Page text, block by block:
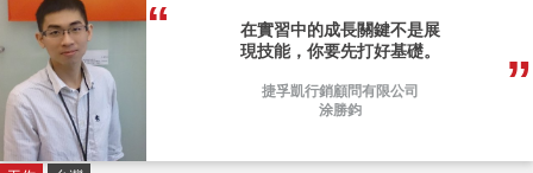
在實習中的成長關鍵不是展
現技能，你要先打好基礎。
捷孚凱行銷顧問有限公司
涂勝鈞